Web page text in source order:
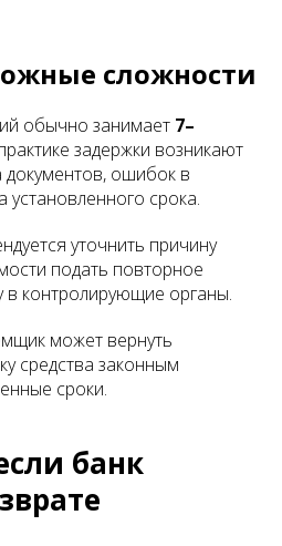
сложности
обычно занимает 7–
задержки возникают
документов, ошибок в
установленного срока.
уточнить причину
подать повторное
контролирующие органы.
может вернуть
средства законным
сроки.
банк